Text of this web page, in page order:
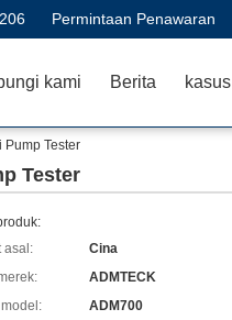
Permintaan Penawaran
kami Berita kasus
Pump Tester
Tester
asal:
Cina
ADMTECK
ADM700